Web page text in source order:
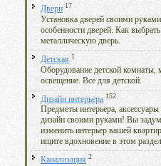
Двери 17
Установка дверей своими
особенности дверей. Как выбрать
металлическую дверь.
Детская 1
Оборудование детской комнаты,
освещение. Все для детской.
Дизайн интерьера 152
Предметы интерьера,
дизайн своими руками! Вы
изменить интерьер вашей
ищите вдохновение в этом
Канализация 2